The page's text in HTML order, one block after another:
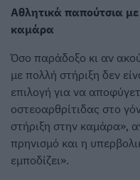
Αθλητικά παπούτσια
καμάρα
Όσο παράδοξο κι αν
με πολλή στήριξη δεν
επιλογή για να
οστεοαρθρίτιδας στο
στήριξη στην καμάρα»,
πρηνισμό και η
εμποδίζει».